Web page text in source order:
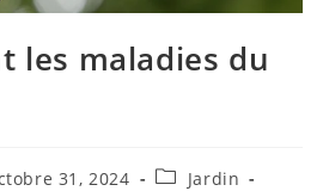
les maladies du
31, 2024
Jardin